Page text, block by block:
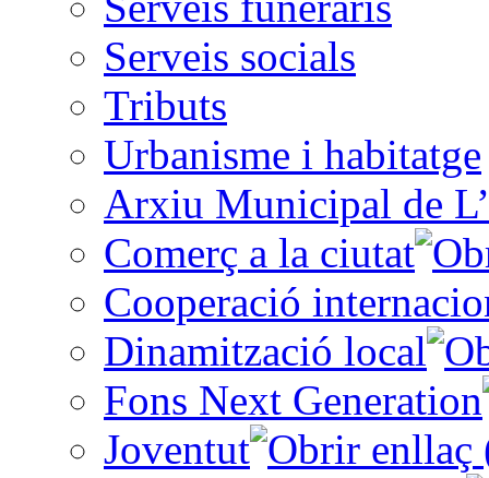
Serveis socials
Tributs
Urbanisme i habitatge
Arxiu Municipal de
Comerç a la ciutat
Cooperació
Dinamització local
Fons Next Generation
Joventut